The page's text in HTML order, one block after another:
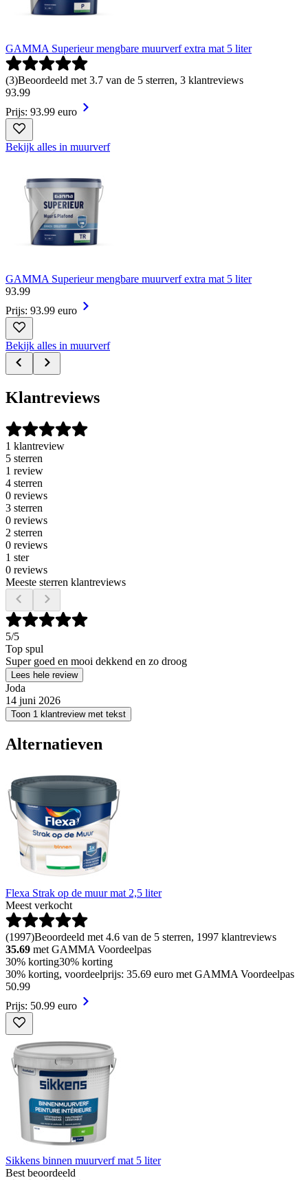
GAMMA Superieur mengbare muurverf extra mat 5 liter
(3)Beoordeeld met 3.7 van de 5 sterren, 3 klantreviews
93.99
Prijs: 93.99 euro
Bekijk alles in muurverf
GAMMA Superieur mengbare muurverf extra mat 5 liter
93.99
Prijs: 93.99 euro
Bekijk alles in muurverf
Klantreviews
1 klantreview
5 sterren
1 review
4 sterren
0 reviews
3 sterren
0 reviews
2 sterren
0 reviews
1 ster
0 reviews
Meeste sterren klantreviews
5/5
Top spul
Super goed en mooi dekkend en zo droog
Lees hele review
Joda
14 juni 2026
Toon 1 klantreview met tekst
Alternatieven
Flexa Strak op de muur mat 2,5 liter
Meest verkocht
(1997)Beoordeeld met 4.6 van de 5 sterren, 1997 klantreviews
35.69 met GAMMA Voordeelpas
30% korting30% korting
30% korting, voordeelprijs: 35.69 euro met GAMMA Voordeelpas
50.99
Prijs: 50.99 euro
Sikkens binnen muurverf mat 5 liter
Best beoordeeld